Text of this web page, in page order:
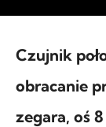
Czujnik
obracanie
zegara, oś